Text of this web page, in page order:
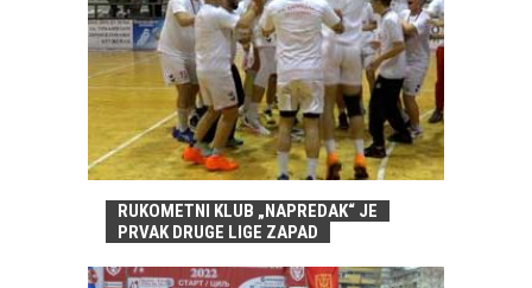
RUKOMETNI KLUB „NAPREDAK“ JE
PRVAK DRUGE LIGE ZAPAD